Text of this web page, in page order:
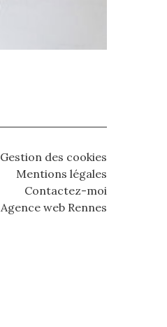
Gestion des cookies
Mentions légales
Contactez-moi
Agence web Rennes